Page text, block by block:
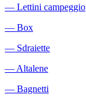
― Lettini campeggio
― Box
― Sdraiette
―Altalene
― Bagnetti